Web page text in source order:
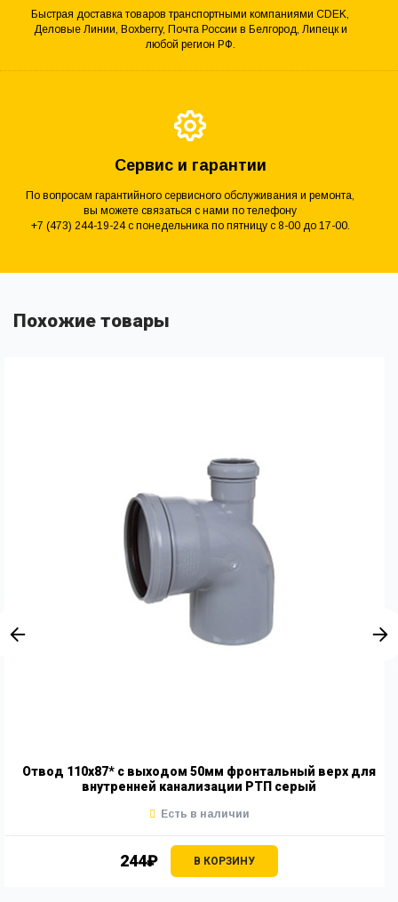
Быстрая доставка товаров транспортными компаниями CDEK,
Деловые Линии, Boxberry, Почта России в Белгород, Липецк и
любой регион РФ.
Сервис и гарантии
По вопросам гарантийного сервисного обслуживания и ремонта,
вы можете связаться с нами по телефону
+7 (473) 244-19-24 с понедельника по пятницу с 8-00 до 17-00.
Похожие товары
Отвод 110х87* с выходом 50мм фронтальный верх для
внутренней канализации РТП серый
244₽ В КОРЗИНУ
Есть в наличии